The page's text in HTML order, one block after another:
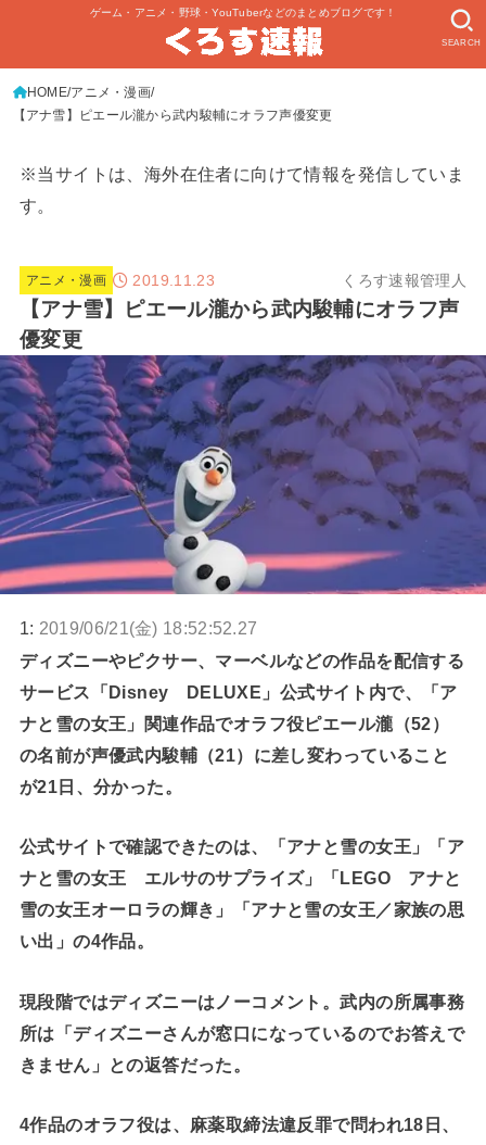
ゲーム・アニメ・野球・YouTuberなどのまとめブログです！
SEARCH
HOME アニメ・漫画
【アナ雪】ピエール瀧から武内駿輔にオラフ声優変更
※当サイトは、海外在住者に向けて情報を発信していま
す。
アニメ・漫画 2019.11.23 くろす速報管理人
【アナ雪】ピエール瀧から武内駿輔にオラフ声
優変更
1: 2019/06/21(金) 18:52:52.27
ディズニーやピクサー、マーベルなどの作品を配信する
サービス「Disney DELUXE」公式サイト内で、「ア
ナと雪の女王」関連作品でオラフ役ピエール瀧（52）
の名前が声優武内駿輔（21）に差し変わっていること
が21日、分かった。
公式サイトで確認できたのは、「アナと雪の女王」「ア
ナと雪の女王 エルサのサプライズ」「LEGO アナと
雪の女王オーロラの輝き」「アナと雪の女王／家族の思
い出」の4作品。
現段階ではディズニーはノーコメント。武内の所属事務
所は「ディズニーさんが窓口になっているのでお答えで
きません」との返答だった。
4作品のオラフ役は、麻薬取締法違反罪で問われ18日、